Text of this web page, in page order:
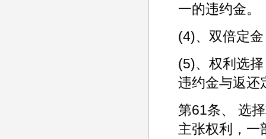
一的违约金。
(4)、双倍定
(5)、权利选
违约金与返还
第61条、 选
主张权利，一